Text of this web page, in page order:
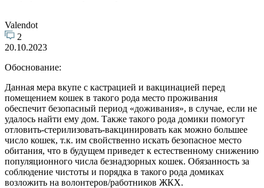
Valendot
2
20.10.2023
Обоснование:
Данная мера вкупе с кастрацией и вакцинацией перед
помещением кошек в такого рода место проживания
обеспечит безопасный период «доживания», в случае, если не
удалось найти ему дом. Также такого рода домики помогут
отловить-стерилизовать-вакцинировать как можно большее
число кошек, т.к. им свойственно искать безопасное место
обитания, что в будущем приведет к естественному снижению
популяционного числа безнадзорных кошек. Обязанность за
соблюдение чистоты и порядка в такого рода домиках
возложить на волонтеров/работников ЖКХ.